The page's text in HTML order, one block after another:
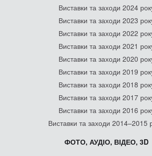
Виставки та заходи 2024
Виставки та заходи 2023
Виставки та заходи 2022
Виставки та заходи 2021
Виставки та заходи 2020
Виставки та заходи 2019
Виставки та заходи 2018
Виставки та заходи 2017
Виставки та заходи 2016
Виставки та заходи 2014–2015
ФОТО, АУДІО, ВІДЕО, 3D